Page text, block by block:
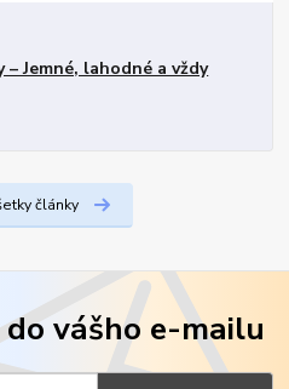
Jemné, lahodné a vždy
články
vášho e-mailu